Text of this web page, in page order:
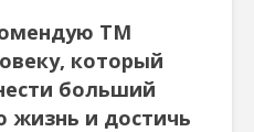
ТМ
который
больший
жизнь и достичь